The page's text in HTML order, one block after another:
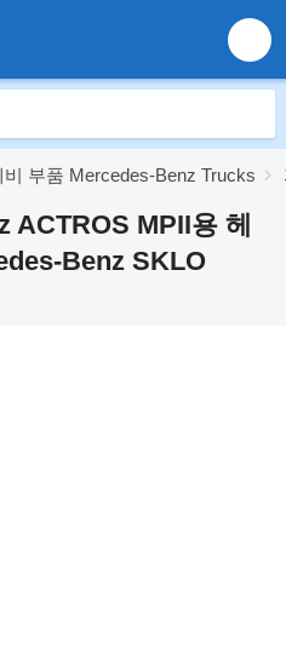
비 부품 Mercedes-Benz Trucks
ACTROS MPII용 헤
Benz SKLO